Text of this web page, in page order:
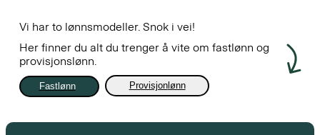
Vi har to lønnsmodeller. Snok i vei!
Her finner du alt du trenger å vite om fastlønn og
provisjonslønn.
Fastlønn Provisjonlønn